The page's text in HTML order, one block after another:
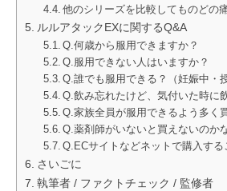
他のシリーズを比較してものどの
ルルアタックEXに関するQ&A
Q.何歳から服用できますか？
Q.服用できない人はいますか？
Q.誰でも服用できる？（妊娠中・
Q.飲み忘れたけど、気付いた時に
Q.家族全員が服用できるよう多く
Q.薬剤師がいないと買えないのか
Q.ECサイトなどネットで購入する
さいごに
執筆者 / ファクトチェック / 監修者